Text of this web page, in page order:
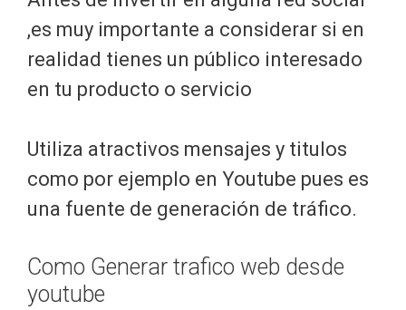
,es muy importante a considerar si en
realidad tienes un público interesado
en tu producto o servicio
Utiliza atractivos mensajes y titulos
como por ejemplo en Youtube pues es
una fuente de generación de tráfico.
Como Generar trafico web desde
youtube